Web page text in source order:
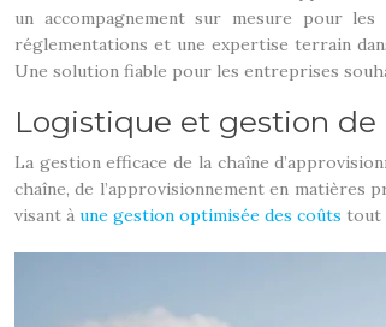
un accompagnement sur mesure pour
réglementations et une expertise terrain
Une solution fiable pour les entreprises
Logistique et gestion de
La gestion efficace de la chaîne
chaîne, de l’approvisionnement en matières
visant à une gestion optimisée des coûts tout